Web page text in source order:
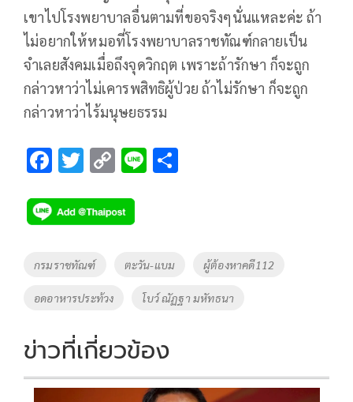
เขาไปโรงพยาบาลอื่นตามที่ขอจริงๆนั่นแหละค่ะ ถ้า
ไม่อยากให้หมอที่โรงพยาบาลราชทัณฑ์กลายเป็น
จำเลยสังคมเมื่อถึงจุดวิกฤต เพราะถ้ารักษา ก็จะถูก
กล่าวหาว่าไม่เคารพสิทธิผู้ป่วย ถ้าไม่รักษา ก็จะถูก
กล่าวหาว่าไร้มนุษยธรรม
F
e
b
o
k
T
tt
er
C
p
y
Li
Li
Tags
กรมราชทัณฑ์ ตะวัน-แบม ผู้ต้องหาคดี112
อดอาหารประท้วง โบว์ ณัฏฐา มหัทธนา
ข่าวที่เกี่ยวข้อง